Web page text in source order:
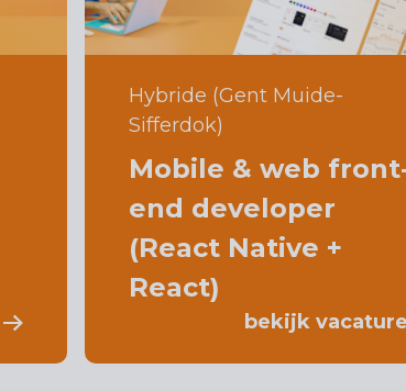
Hybride (Gent Muide-
Sifferdok)
Mobile & web
end developer
(React Native +
React)
bekijk vacature